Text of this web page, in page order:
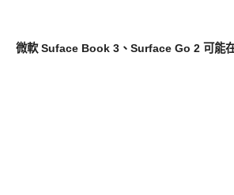
微軟 Suface Book 3、Surface Go 2 可能